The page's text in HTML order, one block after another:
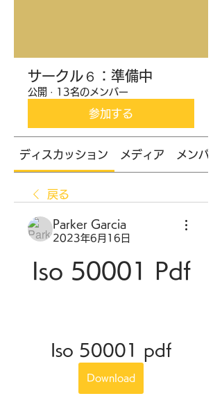
サークル６：準備中
公開 · 13名のメンバー
参加する
ディスカッション メディア メンバー
戻る
Parker Garcia
2023年6月16日
Iso 50001 Pdf
Iso 50001 pdf
Download